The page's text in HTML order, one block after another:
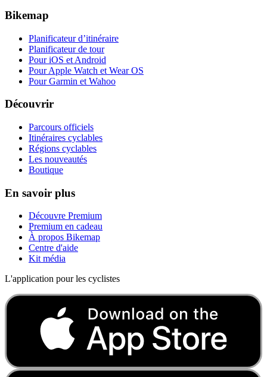
Bikemap
Planificateur d’itinéraire
Planificateur de tour
Pour iOS et Android
Pour Apple Watch et Wear OS
Pour Garmin et Wahoo
Découvrir
Parcours officiels
Itinéraires cyclables
Régions cyclables
Les nouveautés
Boutique
En savoir plus
Découvre Premium
Premium en cadeau
À propos Bikemap
Centre d'aide
Kit média
L'application pour les cyclistes